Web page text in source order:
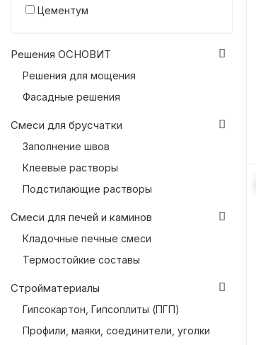
Цементум
Решения ОСНОВИТ
Решения для мощения
Фасадные решения
Смеси для брусчатки
Заполнение швов
Клеевые растворы
Подстилающие растворы
Смеси для печей и каминов
Кладочные печные смеси
Термостойкие составы
Стройматериалы
Гипсокартон, Гипсоплиты (ПГП)
Профили, маяки, соединители, уголки